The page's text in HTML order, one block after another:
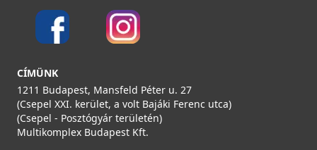
Aerauliqa SEL-3V-I szabályzó egység
003789
Rendelésre
CÍMÜNK
1211 Budapest, Mansfeld Péter u. 27
(Csepel XXI. kerület, a volt Bajáki Ferenc utca)
(Csepel - Posztógyár területén)
Multikomplex Budapest Kft.